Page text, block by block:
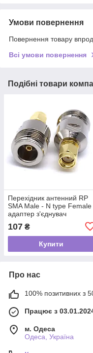
Умови повернення
Повернення товару
Всі умови повернення
Подібні товари
Перехідник антенний RP
SMA Male - N type Female
адаптер з'єднувач
подовжувачів радіо
107 ₴
Купити
Про нас
100% позитивних з
Працює з
м. Одеса
Одеса, Україна